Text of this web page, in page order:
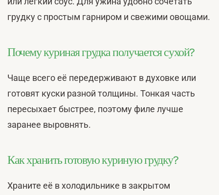
грудку с простым гарниром и свежими овощами.
Почему куриная грудка получается сухой?
Чаще всего её передерживают в духовке или
готовят куски разной толщины. Тонкая часть
пересыхает быстрее, поэтому филе лучше
заранее выровнять.
Как хранить готовую куриную грудку?
Храните её в холодильнике в закрытом